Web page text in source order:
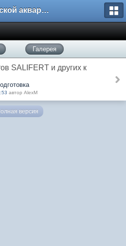
Морской аквариум. Форумы ReefCentral.ru
Галерея
SALIFERT и других к
автор AlexM
версия